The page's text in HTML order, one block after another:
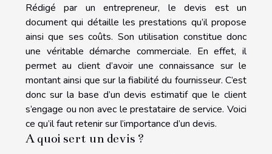
Rédigé par un entrepreneur, le devis est un
document qui détaille les prestations qu’il propose
ainsi que ses coûts. Son utilisation constitue donc
une véritable démarche commerciale. En effet, il
permet au client d’avoir une connaissance sur le
montant ainsi que sur la fiabilité du fournisseur. C’est
donc sur la base d’un devis estimatif que le client
s’engage ou non avec le prestataire de service. Voici
ce qu’il faut retenir sur l’importance d’un devis.
A quoi sert un devis ?